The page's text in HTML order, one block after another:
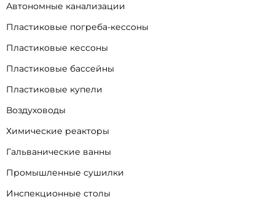
Автономные канализации
Пластиковые погреба-кессоны
Пластиковые кессоны
Пластиковые бассейны
Пластиковые купели
Воздуховоды
Химические реакторы
Гальванические ванны
Промышленные сушилки
Инспекционные столы